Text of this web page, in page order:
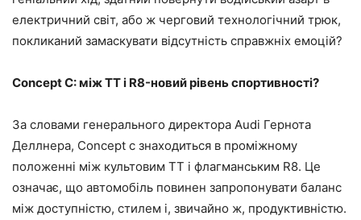
електричний світ, або ж черговий технологічний трюк,
покликаний замаскувати відсутність справжніх емоцій?
Concept C: між TT і R8-новий рівень спортивності?
За словами генерального директора Audi Гернота
Деллнера, Concept c знаходиться в проміжному
положенні між культовим TT і флагманським R8. Це
означає, що автомобіль повинен запропонувати баланс
між доступністю, стилем і, звичайно ж, продуктивністю.